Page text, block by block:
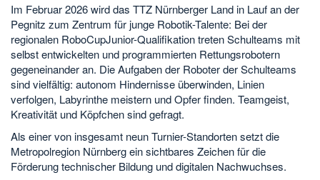
Im Februar 2026 wird das TTZ Nürnberger Land in Lauf an der
Pegnitz zum Zentrum für junge Robotik-Talente: Bei der
regionalen RoboCupJunior-Qualifikation treten Schulteams mit
selbst entwickelten und programmierten Rettungsrobotern
gegeneinander an. Die Aufgaben der Roboter der Schulteams
sind vielfältig: autonom Hindernisse überwinden, Linien
verfolgen, Labyrinthe meistern und Opfer finden. Teamgeist,
Kreativität und Köpfchen sind gefragt.
Als einer von insgesamt neun Turnier-Standorten setzt die
Metropolregion Nürnberg ein sichtbares Zeichen für die
Förderung technischer Bildung und digitalen Nachwuchses.